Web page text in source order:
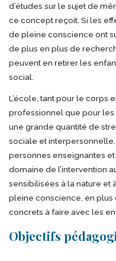
d’études sur le sujet de
ce concept reçoit. Si les
de pleine conscience ont
de plus en plus de
peuvent en retirer les
social.
L’école, tant pour le corps
professionnel que pour les
une grande quantité de
sociale et
personnes enseignantes
domaine de l’intervention
sensibilisées à la nature et
pleine conscience, en plus
concrets à faire avec les
Objectifs